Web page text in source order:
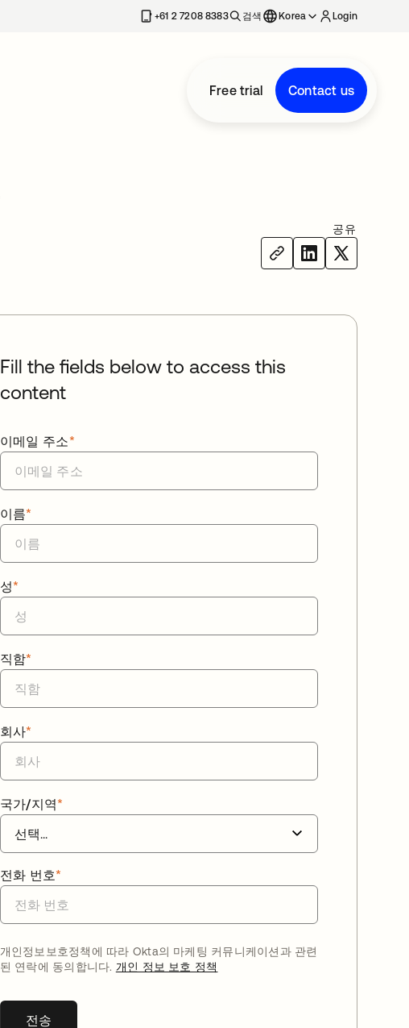
+61 2 7208 8383 검색 Korea Login
Free trial Contact us
공유
Fill the fields below to access this
content
*
이메일 주소
*
이름
*
성
*
직함
*
회사
*
국가/지역
*
전화 번호
개인정보보호정책에 따라 Okta의 마케팅 커뮤니케이션과 관련
된 연락에 동의합니다. 개인 정보 보호 정책
전송